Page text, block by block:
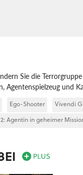
Sie die
Agentenspielzeug und
Ego-Shooter Vivendi
Agentin in geheimer